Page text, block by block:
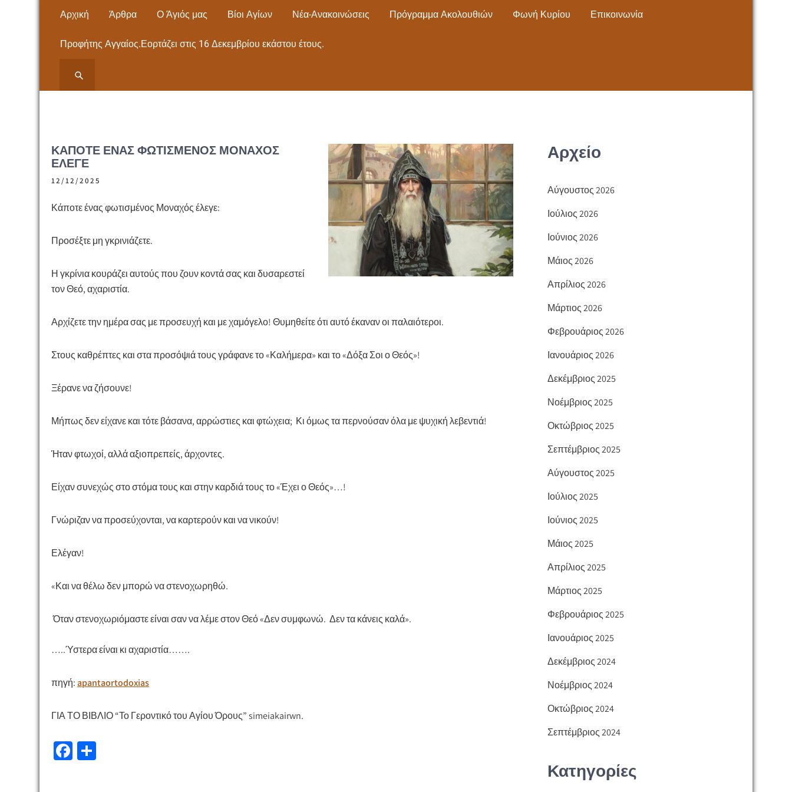
Αρχική Άρθρα Ο Άγιός μας Βίοι Αγίων Νέα-Ανακοινώσεις Πρόγραμμα Ακολουθιών Φωνή Κυρίου Επικοινωνία
Προφήτης Αγγαίος.Εορτάζει στις 16 Δεκεμβρίου εκάστου έτους.
ΝΕΩΝ ΜΟΥΔΑΝΙΩΝ
ΧΑΛΚΙΔΙΚΗΣ
ΚΆΠΟΤΕ ΈΝΑΣ ΦΩΤΙΣΜΈΝΟΣ ΜΟΝΑΧΌΣ
ΈΛΕΓΕ
12/12/2025
Κάποτε ένας φωτισμένος Μοναχός έλεγε:
Προσέξτε μη γκρινιάζετε.
Η γκρίνια κουράζει αυτούς που ζουν κοντά σας και δυσαρεστεί
τον Θεό, αχαριστία.
Αρχίζετε την ημέρα σας με προσευχή και με χαμόγελο! Θυμηθείτε ότι αυτό έκαναν οι παλαιότεροι.
Στους καθρέπτες και στα προσόψιά τους γράφανε το «Καλήμερα» και το «Δόξα Σοι ο Θεός»!
Ξέρανε να ζήσουνε!
Μήπως δεν είχανε και τότε βάσανα, αρρώστιες και φτώχεια; Κι όμως τα περνούσαν όλα με ψυχική λεβεντιά!
Ήταν φτωχοί, αλλά αξιοπρεπείς, άρχοντες.
Είχαν συνεχώς στο στόμα τους και στην καρδιά τους το «Έχει ο Θεός»…!
Γνώριζαν να προσεύχονται,να καρτερούνκαι να νικούν!
Ελέγαν!
«Και να θέλω δεν μπορώ να στενοχωρηθώ.
Όταν στενοχωριόμαστε είναι σαν να λέμε στον Θεό«Δεν συμφωνώ. Δεν τα κάνεις καλά».
…..Ύστερα είναι κι αχαριστία…….
πηγή:apantaortodoxias
ΓΙΑ ΤΟ ΒΙΒΛΙΟ “Το Γεροντικό του Αγίου Όρους”simeiakairwn.
Fa
Αρχείο
Αύγουστος 2026
Ιούλιος 2026
Ιούνιος 2026
Μάιος 2026
Απρίλιος 2026
Μάρτιος 2026
Φεβρουάριος 2026
Ιανουάριος 2026
Δεκέμβριος 2025
Νοέμβριος 2025
Οκτώβριος 2025
Σεπτέμβριος 2025
Αύγουστος 2025
Ιούλιος 2025
Ιούνιος 2025
Μάιος 2025
Απρίλιος 2025
Μάρτιος 2025
Φεβρουάριος 2025
Ιανουάριος 2025
Δεκέμβριος 2024
Νοέμβριος 2024
Οκτώβριος 2024
Σεπτέμβριος 2024
Κατηγορίες